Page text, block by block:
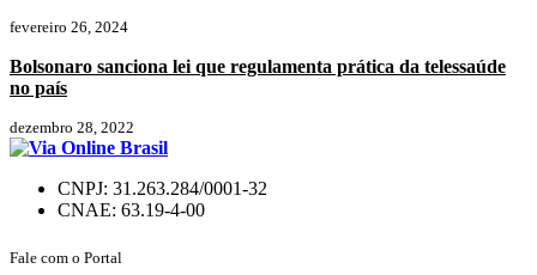
fevereiro 26, 2024
Bolsonaro sanciona lei que regulamenta prática da telessaúde
no país
dezembro 28, 2022
CNPJ: 31.263.284/0001-32
CNAE: 63.19-4-00
Fale com o Portal